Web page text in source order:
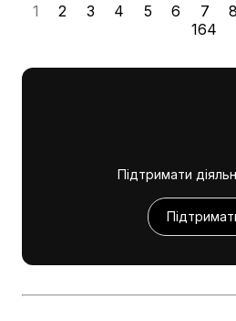
1 2 3 4 5 6 7 8
164
Підтримати